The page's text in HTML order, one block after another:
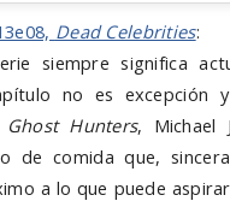
Dead Celebrities:
siempre significa
no es excepción
Ghost Hunters, Michael
de comida que,
a lo que puede